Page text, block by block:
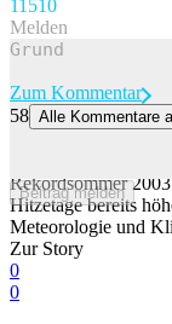
11510
Melden
Beitrag melden
Zum Kommentar
58 Alle Kommentare
Rekordsommer
Hitzetage bereits
Meteorologie und
Zur Story
0
0